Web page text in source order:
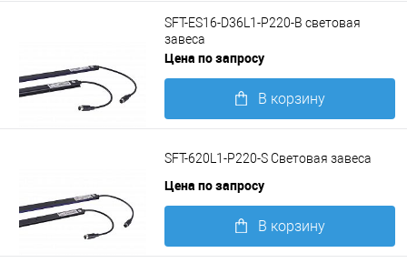
Подробнее
SFT-ES16-D36L1-P220-B световая
завеса
Цена по запросу
В корзину
SFT-620L1-P220-S Световая завеса
Цена по запросу
В корзину